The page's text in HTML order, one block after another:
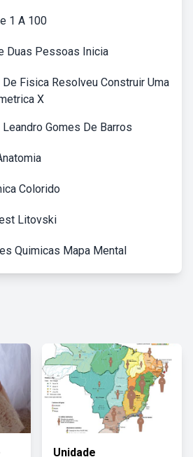
1 A 100
Duas Pessoas Inicia
Fisica Resolveu Construir Uma
X
Gomes De Barros
Colorido
Litovski
Quimicas Mapa Mental
Unidade